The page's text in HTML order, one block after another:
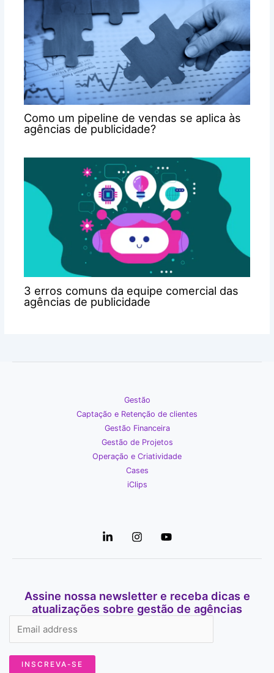
Como um pipeline de vendas se aplica às
agências de publicidade?
3 erros comuns da equipe comercial das
agências de publicidade
Gestão
Captação e Retenção de clientes
Gestão Financeira
Gestão de Projetos
Operação e Criatividade
Cases
iClips
Assine nossa newsletter e receba dicas e
atualizações sobre gestão de agências
INSCREVA-SE